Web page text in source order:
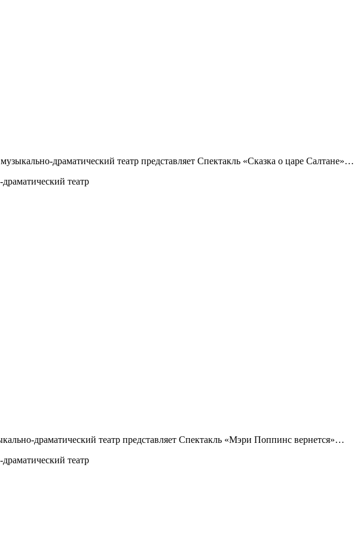
драматический театр представляет Спектакль «Сказка о царе Салтане»…
театр
драматический театр представляет Спектакль «Мэри Поппинс вернется»…
театр